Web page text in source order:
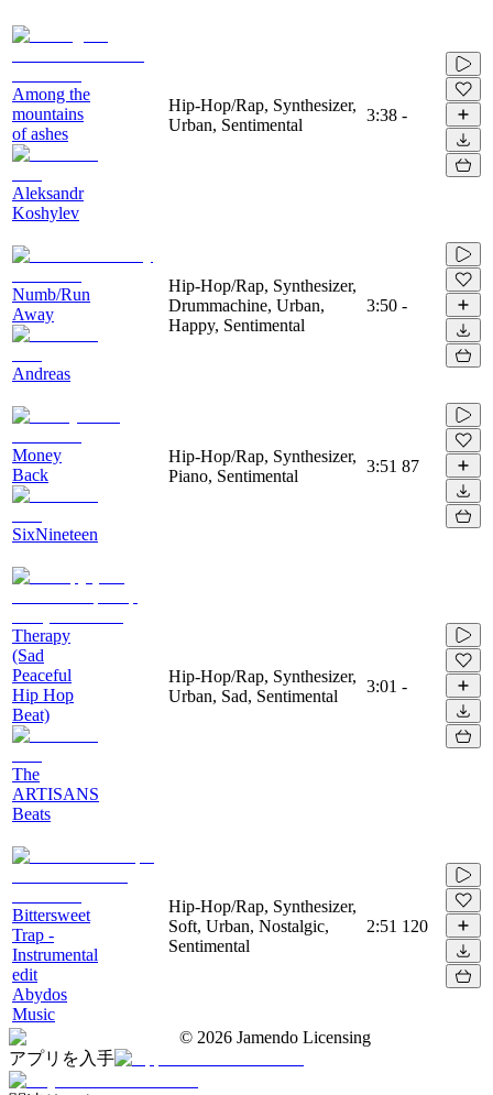
Among the
mountains
of ashes
Aleksandr
Koshylev
Hip-Hop/Rap, Synthesizer,
Urban, Sentimental
3:38 -
Numb/Run
Away
Andreas
Hip-Hop/Rap, Synthesizer,
Drummachine, Urban,
Happy, Sentimental
3:50 -
Money
Back
SixNineteen
Hip-Hop/Rap, Synthesizer,
Piano, Sentimental
3:51 87
Therapy
(Sad
Peaceful
Hip Hop
Beat)
The
ARTISANS
Beats
Hip-Hop/Rap, Synthesizer,
Urban, Sad, Sentimental
3:01 -
Bittersweet
Trap -
Instrumental
edit
Abydos
Music
Hip-Hop/Rap, Synthesizer,
Soft, Urban, Nostalgic,
Sentimental
2:51 120
© 2026 Jamendo Licensing
アプリを入手